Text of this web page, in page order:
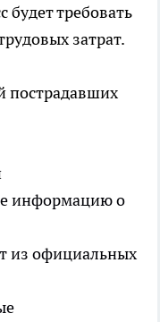
будет требовать
затрат.
пострадавших
информацию о
из официальных